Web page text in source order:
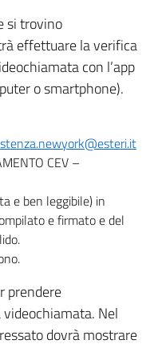
si trovino
effettuare la verifica
con l’app
o smartphone).
CEV –
e ben leggibile) in
e firmato e del
prendere
Nel
dovrà mostrare